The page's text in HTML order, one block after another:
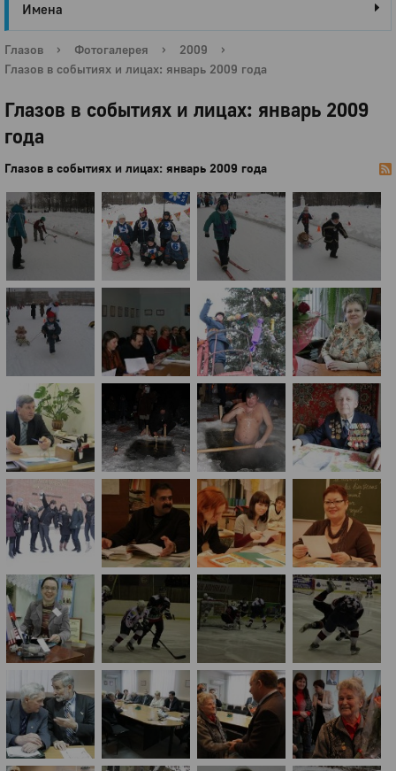
Имена
Глазов › Фотогалерея › 2009
›
Глазов в событиях и лицах: январь 2009 года
Глазов в событиях и лицах: январь 2009
года
Глазов в событиях и лицах: январь 2009 года